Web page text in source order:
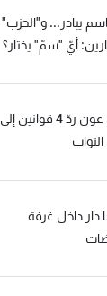
يبادر... و"الحزب"
أيّ "سمّ" يختار؟
الرئيس عون ردّ 4 قوانين إلى
دار داخل غرفة